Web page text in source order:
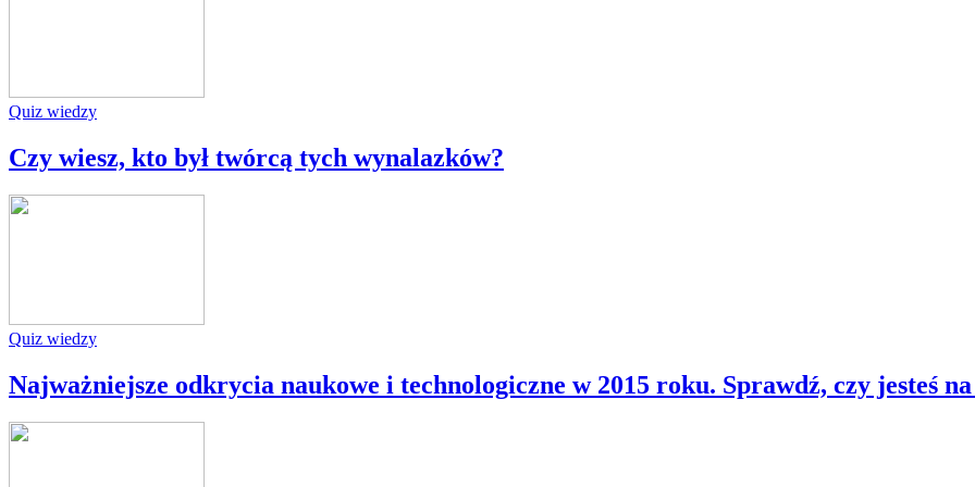
Quiz wiedzy
Czy wiesz, kto był twórcą tych wynalazków?
Quiz wiedzy
Najważniejsze odkrycia naukowe i technologiczne w 2015 roku. Sprawdź, czy jesteś